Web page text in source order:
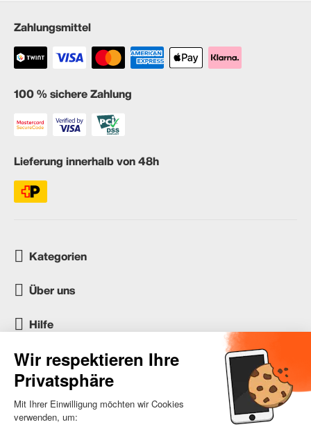
Zahlungsmittel
100 % sichere Zahlung
Lieferung innerhalb von 48h
Kategorien
Über uns
Hilfe
Kundenservice
occasion.migros.mobile@recommerce.com
Montag-Freitag 08:00-17:00